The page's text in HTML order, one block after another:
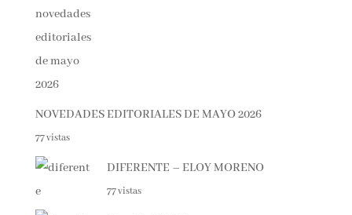
NOVEDADES EDITORIALES DE MAYO 2026
77 vistas
DIFERENTE – ELOY MORENO
77 vistas